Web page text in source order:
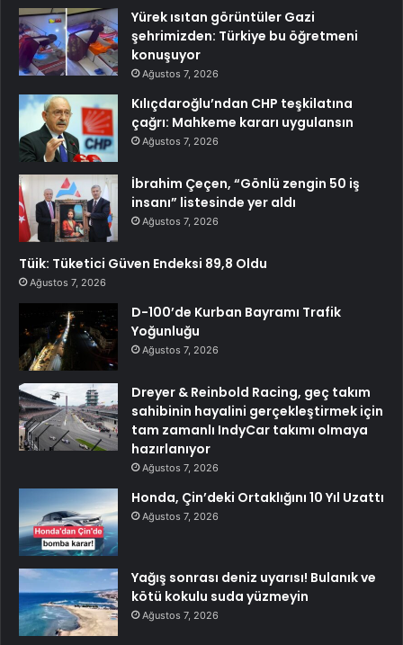
Yürek ısıtan görüntüler Gazi
şehrimizden: Türkiye bu öğretmeni
konuşuyor
Ağustos 7, 2026
Kılıçdaroğlu’ndan CHP teşkilatına
çağrı: Mahkeme kararı uygulansın
Ağustos 7, 2026
İbrahim Çeçen, “Gönlü zengin 50 iş
insanı” listesinde yer aldı
Ağustos 7, 2026
Tüik: Tüketici Güven Endeksi 89,8 Oldu
Ağustos 7, 2026
D-100’de Kurban Bayramı Trafik
Yoğunluğu
Ağustos 7, 2026
Dreyer & Reinbold Racing, geç takım
sahibinin hayalini gerçekleştirmek için
tam zamanlı IndyCar takımı olmaya
hazırlanıyor
Ağustos 7, 2026
Honda, Çin’deki Ortaklığını 10 Yıl Uzattı
Ağustos 7, 2026
Yağış sonrası deniz uyarısı! Bulanık ve
kötü kokulu suda yüzmeyin
Ağustos 7, 2026